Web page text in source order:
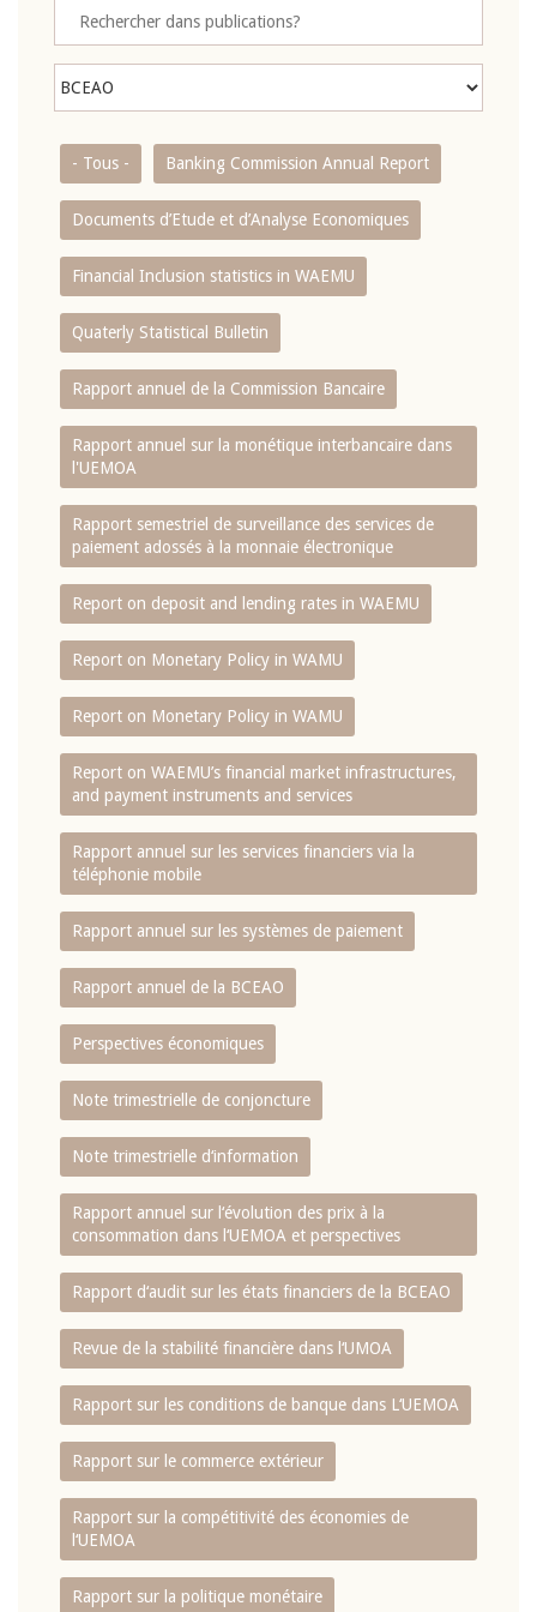
- Tous - Banking Commission Annual Report
Documents d’Etude et d’Analyse Economiques
Financial Inclusion statistics in WAEMU
Quaterly Statistical Bulletin
Rapport annuel de la Commission Bancaire
Rapport annuel sur la monétique interbancaire dans
l'UEMOA
Rapport semestriel de surveillance des services de
paiement adossés à la monnaie électronique
Report on deposit and lending rates in WAEMU
Report on Monetary Policy in WAMU
Report on Monetary Policy in WAMU
Report on WAEMU’s financial market infrastructures,
and payment instruments and services
Rapport annuel sur les services financiers via la
téléphonie mobile
Rapport annuel sur les systèmes de paiement
Rapport annuel de la BCEAO
Perspectives économiques
Note trimestrielle de conjoncture
Note trimestrielle d‘information
Rapport annuel sur l‘évolution des prix à la
consommation dans l‘UEMOA et perspectives
Rapport d‘audit sur les états financiers de la BCEAO
Revue de la stabilité financière dans l‘UMOA
Rapport sur les conditions de banque dans L‘UEMOA
Rapport sur le commerce extérieur
Rapport sur la compétitivité des économies de
l‘UEMOA
Rapport sur la politique monétaire